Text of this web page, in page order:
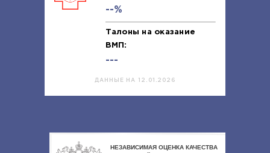
--%
Талоны на оказание
ВМП:
---
ДАННЫЕ НА 12.01.2026